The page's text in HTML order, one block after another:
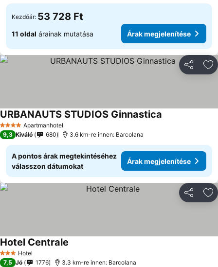
Kezdőár: 53 728 Ft
11 oldal árainak mutatása Árak megjelenítése
4 KategóriaApartmanhotel
URBANAUTS STUDIOS Ginnastica
9,3 Kiváló 680 3.6 km-re innen: Barcolana
A pontos árak megtekintéséhez
válasszon dátumokat
Árak megjelenítése
3 Kategória
Hotel
Hotel Centrale
7,5 Jó 1776 3.3 km-re innen: Barcolana